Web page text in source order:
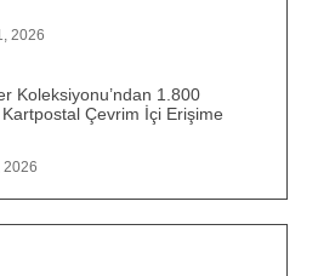
2026
Koleksiyonu’ndan 1.800
Çevrim İçi Erişime
2026